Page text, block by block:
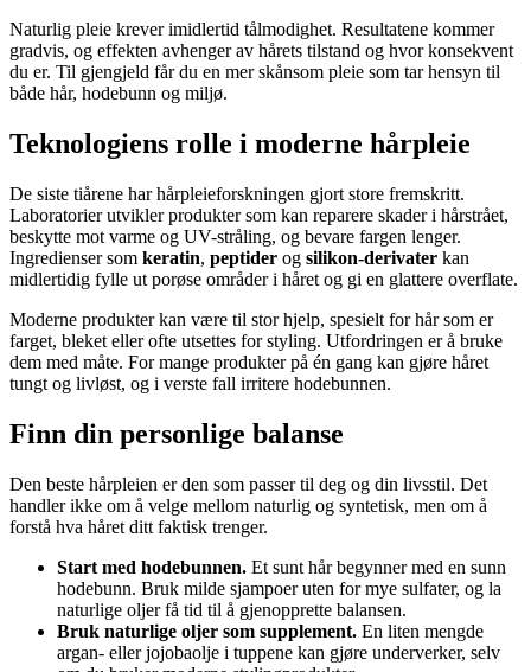
Naturlig pleie krever imidlertid tålmodighet. Resultatene kommer
gradvis, og effekten avhenger av hårets tilstand og hvor konsekvent
du er. Til gjengjeld får du en mer skånsom pleie som tar hensyn til
både hår, hodebunn og miljø.
Teknologiens rolle i moderne hårpleie
De siste tiårene har hårpleieforskningen gjort store fremskritt.
Laboratorier utvikler produkter som kan reparere skader i hårstrået,
beskytte mot varme og UV-stråling, og bevare fargen lenger.
Ingredienser som keratin, peptider og silikon-derivater kan
midlertidig fylle ut porøse områder i håret og gi en glattere overflate.
Moderne produkter kan være til stor hjelp, spesielt for hår som er
farget, bleket eller ofte utsettes for styling. Utfordringen er å bruke
dem med måte. For mange produkter på én gang kan gjøre håret
tungt og livløst, og i verste fall irritere hodebunnen.
Finn din personlige balanse
Den beste hårpleien er den som passer til deg og din livsstil. Det
handler ikke om å velge mellom naturlig og syntetisk, men om å
forstå hva håret ditt faktisk trenger.
Start med hodebunnen. Et sunt hår begynner med en sunn
hodebunn. Bruk milde sjampoer uten for mye sulfater, og la
naturlige oljer få tid til å gjenopprette balansen.
Bruk naturlige oljer som supplement. En liten mengde
argan- eller jojobaolje i tuppene kan gjøre underverker, selv